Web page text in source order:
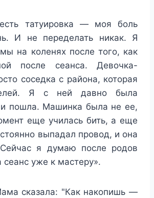
татуировка — моя боль
И не переделать никак. Я
на коленях после того, как
после сеанса. Девочка-
соседка с района, которая
Я с ней давно была
и пошла. Машинка была не ее,
еще училась бить, а еще
выпадал провод, и она
Сейчас я думаю после родов
сеанс уже к мастеру».
сказала: "Как накопишь —